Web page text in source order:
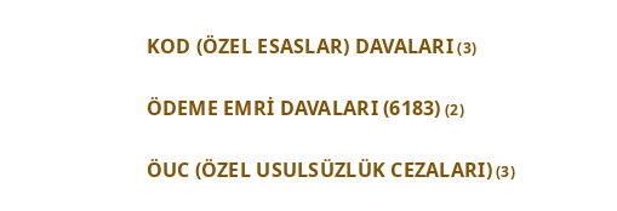
KOD (ÖZEL ESASLAR) DAVALARI(3)
ÖDEME EMRİ DAVALARI (6183) (2)
ÖUC (ÖZEL USULSÜZLÜK CEZALARI)(3)